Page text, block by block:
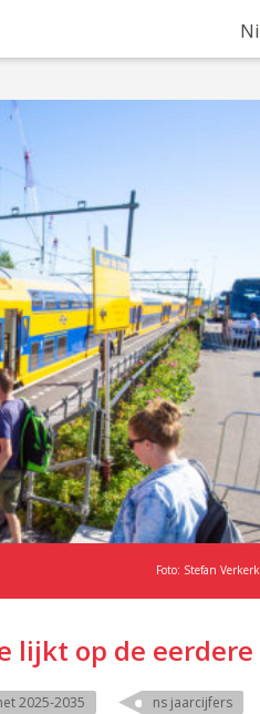
Foto: Stefan
lijkt op de eerdere
2025-2035 ns jaarcijfers